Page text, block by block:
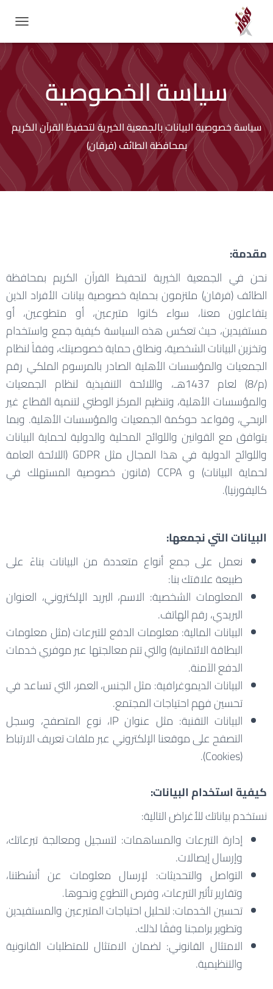
O
G
L
E
N
A
V
I
T
O
سياسة الخصوصية
سياسة خصوصية البيانات بالجمعية الخيرية لتحفيظ القرآن الكريم
بمحافظة الطائف (فرقان)
مقدمة:
نحن في الجمعية الخيرية لتحفيظ القرآن الكريم بمحافظة
الطائف (فرقان) ملتزمون بحماية خصوصية بيانات الأفراد الذين
يتفاعلون معنا، سواء كانوا متبرعين، أو متطوعين، أو
مستفيدين، حيث تعكس هذه السياسة كيفية جمع واستخدام
وتخزين البيانات الشخصية، ونطاق حماية خصوصيتك، وفقاً لنظام
الجمعيات والمؤسسات الأهلية الصادر بالمرسوم الملكي رقم
(م/8) لعام 1437هـ، واللائحة التنفيذية لنظام الجمعيات
والمؤسسات الأهلية، وتنظيم المركز الوطني لتنمية القطاع غير
الربحي، وقواعد حوكمة الجمعيات والمؤسسات الأهلية. وبما
يتوافق مع القوانين واللوائح المحلية والدولية لحماية البيانات
واللوائح الدولية في هذا المجال مثل GDPR (اللائحة العامة
لحماية البيانات) و CCPA (قانون خصوصية المستهلك في
كاليفورنيا).
البيانات التي نجمعها:
نعمل على جمع أنواع متعددة من البيانات بناءً على
طبيعة علاقتك بنا:
المعلومات الشخصية: الاسم، البريد الإلكتروني، العنوان
البريدي، رقم الهاتف.
البيانات المالية: معلومات الدفع للتبرعات (مثل معلومات
البطاقة الائتمانية) والتي تتم معالجتها عبر موفري خدمات
الدفع الآمنة.
البيانات الديموغرافية: مثل الجنس، العمر، التي تساعد في
تحسين فهم احتياجات المجتمع.
البيانات التقنية: مثل عنوان IP، نوع المتصفح، وسجل
التصفح على موقعنا الإلكتروني عبر ملفات تعريف الارتباط
(Cookies).
كيفية استخدام البيانات:
نستخدم بياناتك للأغراض التالية:
إدارة التبرعات والمساهمات: لتسجيل ومعالجة تبرعاتك،
وإرسال إيصالات.
التواصل والتحديثات: لإرسال معلومات عن أنشطتنا،
وتقارير تأثير التبرعات، وفرص التطوع ونحوها.
تحسين الخدمات: لتحليل احتياجات المتبرعين والمستفيدين
وتطوير برامجنا وفقًا لذلك.
الامتثال القانوني: لضمان الامتثال للمتطلبات القانونية
والتنظيمية.